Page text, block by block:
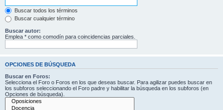
Buscar todos los términos
Buscar cualquier término
Buscar autor:
Emplea * como comodín para coincidencias parciales.
OPCIONES DE BÚSQUEDA
Buscar en Foros:
Selecciona el Foro o Foros en los que deseas buscar. Para agilizar puedes buscar en
los subforos seleccionando el Foro padre y habilitar la búsqueda en los subforos (en
Opciones de búsqueda).